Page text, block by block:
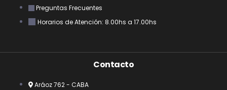
Preguntas Frecuentes
Horarios de Atención: 8.00hs a 17.00hs
Contacto
Aráoz 762 - CABA